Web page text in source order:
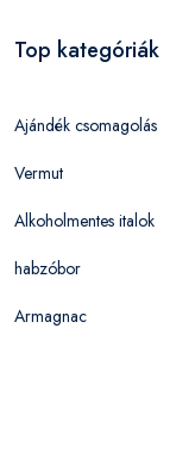
Top kategóriák
Ajándék csomagolás
Vermut
Alkoholmentes italok
habzóbor
Armagnac